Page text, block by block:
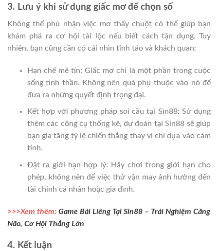
3. Lưu ý khi sử dụng giấc mơ để chọn số
Không thể phủ nhận việc mơ thấy chuột có thể giúp bạn
khám phá ra cơ hội tài lộc nếu biết cách tận dụng. Tuy
nhiên, bạn cũng cần có cái nhìn tỉnh táo và khách quan:
Hạn chế mê tín: Giấc mơ chỉ là một phần trong cuộc
sống tinh thần. Không nên quá phụ thuộc vào nó để
đưa ra những quyết định trọng đại.
Kết hợp với phương pháp soi cầu tại Sin88: Sử dụng
thêm các công cụ thống kê, dự đoán tại Sin88 sẽ giúp
bạn gia tăng tỷ lệ chiến thắng thay vì chỉ dựa vào cảm
tính.
Đặt ra giới hạn hợp lý: Hãy chơi trong giới hạn cho
phép, không nên để việc thử vận may ảnh hưởng đến
tài chính cá nhân hoặc gia đình.
>>>Xem thêm: Game Bài Liêng Tại Sin88 – Trải Nghiệm Căng
Não, Cơ Hội Thắng Lớn
4. Kết luận